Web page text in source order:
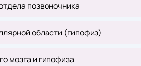
позвоночника
области (гипофиз)
мозга и гипофиза